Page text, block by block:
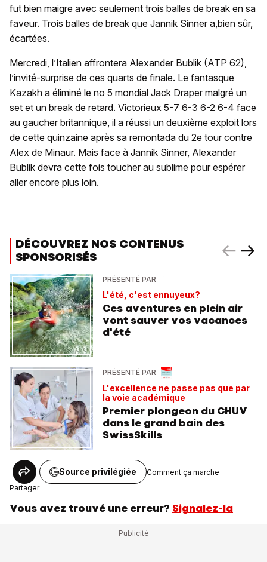
fut bien maigre avec seulement trois balles de break en sa
faveur. Trois balles de break que Jannik Sinner a,bien sûr,
écartées.
Mercredi, l’Italien affrontera Alexander Bublik (ATP 62),
l’invité-surprise de ces quarts de finale. Le fantasque
Kazakh a éliminé le no 5 mondial Jack Draper malgré un
set et un break de retard. Victorieux 5-7 6-3 6-2 6-4 face
au gaucher britannique, il a réussi un deuxième exploit lors
de cette quinzaine après sa remontada du 2e tour contre
Alex de Minaur. Mais face à Jannik Sinner, Alexander
Bublik devra cette fois toucher au sublime pour espérer
aller encore plus loin.
DÉCOUVREZ NOS CONTENUS
SPONSORISÉS
PRÉSENTÉ PAR
L'été, c'est ennuyeux?
Ces aventures en plein air
vont sauver vos vacances
d'été
PRÉSENTÉ PAR
L'excellence ne passe pas que par
la voie académique
Premier plongeon du CHUV
dans le grand bain des
SwissSkills
Partager
Source privilégiée Comment ça marche
Vous avez trouvé une erreur? Signalez-la